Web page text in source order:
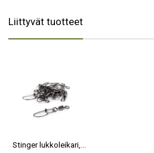
Liittyvät tuotteet
Stinger lukkoleikari, 10 kpl